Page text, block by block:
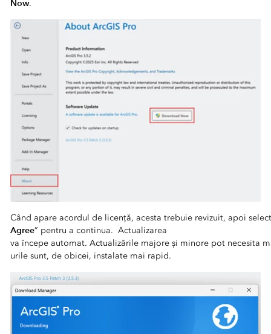
Now.
Când apare acordul de licență, acesta trebuie revizuit, apoi
Agree” pentru a continua. Actualizarea
va începe automat. Actualizările majore și minore pot necesita
urile sunt, de obicei, instalate mai rapid.